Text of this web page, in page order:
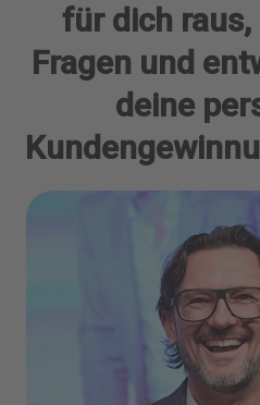
für dich
Fragen und
deine